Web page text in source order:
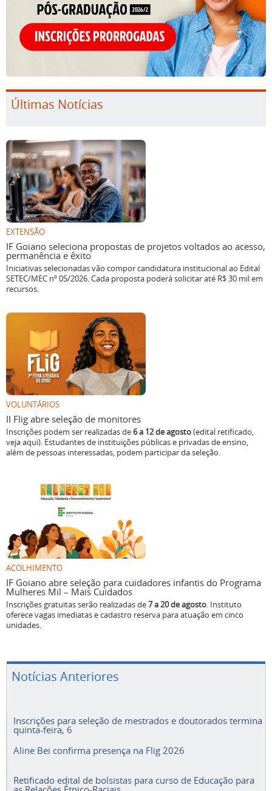
Últimas Notícias
EXTENSÃO
IF Goiano seleciona propostas de projetos voltados ao acesso,
permanência e êxito
Iniciativas selecionadas vão compor candidatura institucional ao Edital
SETEC/MEC nº 05/2026. Cada proposta poderá solicitar até R$ 30 mil em
recursos.
VOLUNTÁRIOS
II Flig abre seleção de monitores
Inscrições podem ser realizadas de6 a 12 de agosto(edital retificado,
veja aqui). Estudantes de instituições públicas e privadas de ensino,
além de pessoas interessadas, podem participar da seleção.
ACOLHIMENTO
IF Goiano abre seleção para cuidadores infantis do Programa
Mulheres Mil – Mais Cuidados
Inscrições gratuitas serão realizadas de7 a 20 de agosto. Instituto
oferece vagas imediatas e cadastro reserva para atuação em cinco
unidades.
Notícias Anteriores
Inscrições para seleção de mestrados e doutorados termina
quinta-feira, 6
Aline Bei confirma presença na Flig 2026
Retificado edital de bolsistas para curso de Educação para